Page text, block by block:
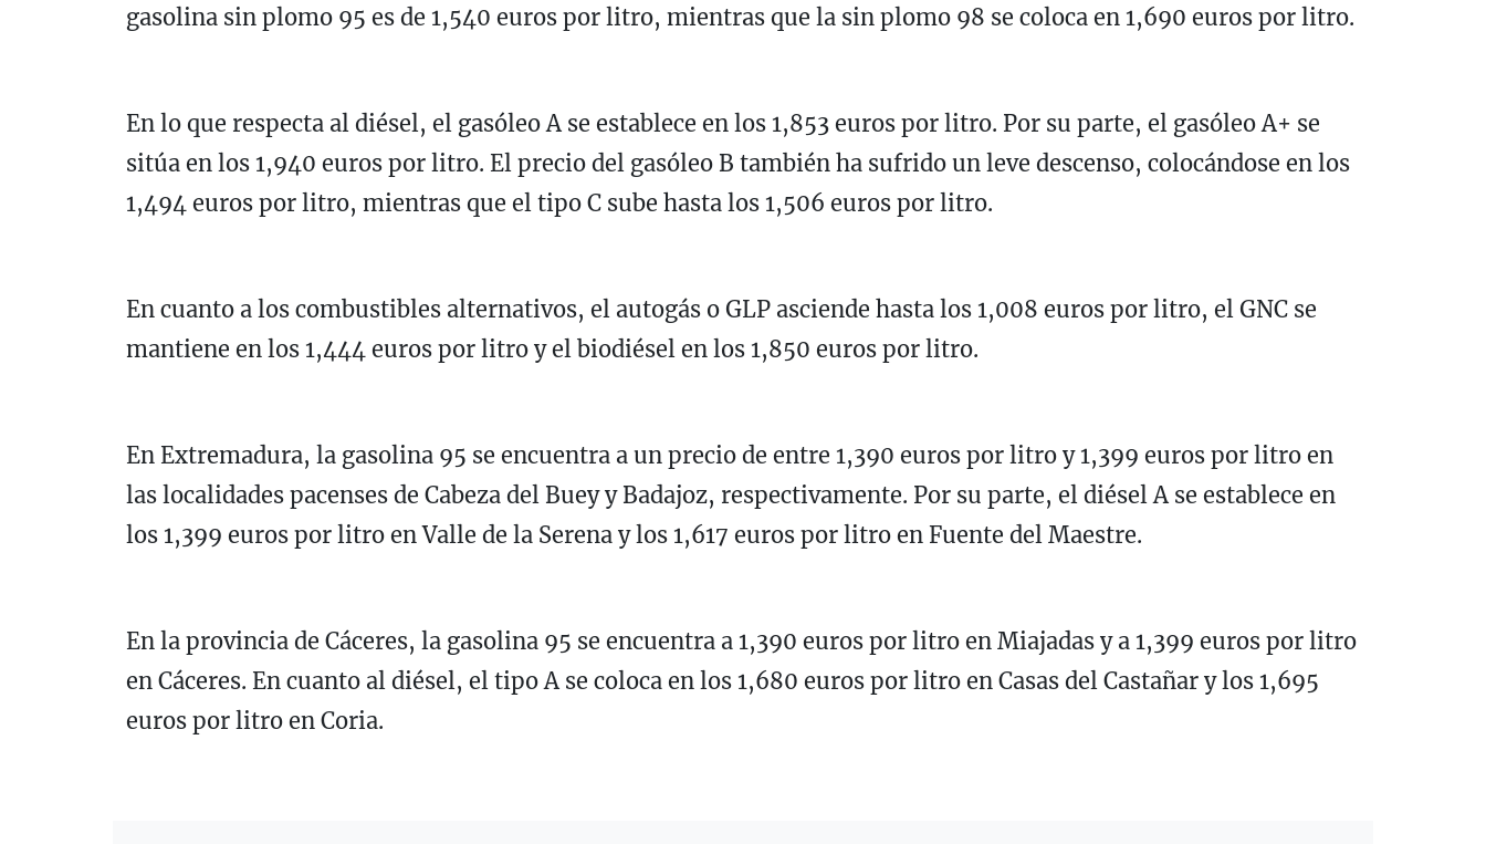
gasolina sin plomo 95 es de 1,540 euros por litro, mientras que la sin plomo 98 se coloca en 1,690 euros por litro.
En lo que respecta al diésel, el gasóleo A se establece en los 1,853 euros por litro. Por su parte, el gasóleo A+ se
sitúa en los 1,940 euros por litro. El precio del gasóleo B también ha sufrido un leve descenso, colocándose en los
1,494 euros por litro, mientras que el tipo C sube hasta los 1,506 euros por litro.
En cuanto a los combustibles alternativos, el autogás o GLP asciende hasta los 1,008 euros por litro, el GNC se
mantiene en los 1,444 euros por litro y el biodiésel en los 1,850 euros por litro.
En Extremadura, la gasolina 95 se encuentra a un precio de entre 1,390 euros por litro y 1,399 euros por litro en
las localidades pacenses de Cabeza del Buey y Badajoz, respectivamente. Por su parte, el diésel A se establece en
los 1,399 euros por litro en Valle de la Serena y los 1,617 euros por litro en Fuente del Maestre.
En la provincia de Cáceres, la gasolina 95 se encuentra a 1,390 euros por litro en Miajadas y a 1,399 euros por litro
en Cáceres. En cuanto al diésel, el tipo A se coloca en los 1,680 euros por litro en Casas del Castañar y los 1,695
euros por litro en Coria.